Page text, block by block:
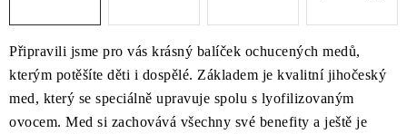
Připravili jsme pro vás krásný balíček ochucených medů,
kterým potěšíte děti i dospělé. Základem je kvalitní jihočeský
med, který se speciálně upravuje spolu s lyofilizovaným
ovocem. Med si zachovává všechny své benefity a ještě je